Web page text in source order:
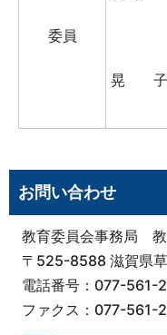
委員
晃子
お問い合わせ
教育委員会事務局
〒525-8588 滋賀県
電話番号：077-561-
ファクス：077-561-